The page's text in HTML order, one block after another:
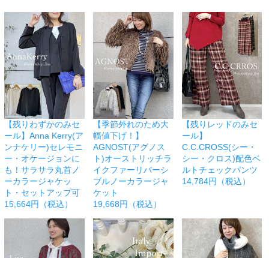
【残りわずかのみセ
ール】Anna Kerry(ア
ンナケリー)セレモニ
ー・オケージョンに
も！サラサラ丸首ノ
ーカラージャケッ
ト・セットアップ可
15,664円（税込）
【季節外れのため大
幅値下げ！】
AGNOST(アグノス
ト)オーストリッチラ
イクファーリバーシ
ブルノーカラージャ
ケット
19,668円（税込）
【残りレッドのみセ
ール】
C.C.CROSS(シー・
シー・クロス)配色ベ
ルトチェックパンツ
14,784円（税込）